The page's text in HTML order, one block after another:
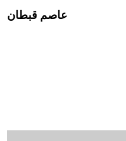
عاصم قبطان